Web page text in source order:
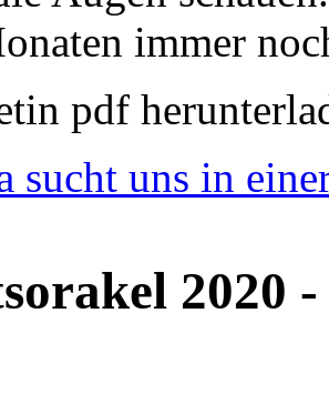
immer
pdf
sucht uns in
2020